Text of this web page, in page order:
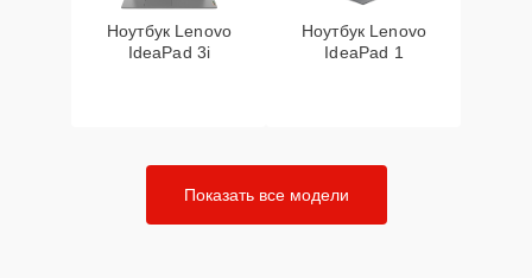
Ноутбук Lenovo
IdeaPad 3i
Ноутбук Lenovo
IdeaPad 1
Показать все модели